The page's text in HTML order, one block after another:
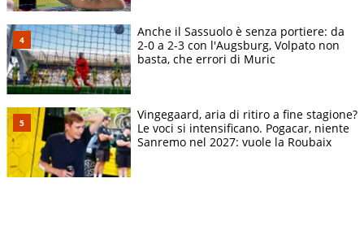
Anche il Sassuolo è senza portiere: da
2-0 a 2-3 con l'Augsburg, Volpato non
basta, che errori di Muric
Vingegaard, aria di ritiro a fine stagione?
Le voci si intensificano. Pogacar, niente
Sanremo nel 2027: vuole la Roubaix